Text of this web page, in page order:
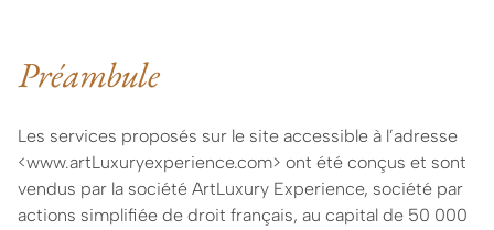
Préambule
Les services proposés sur le site accessible à l’adresse
<www.artLuxuryexperience.com> ont été conçus et sont
vendus par la société ArtLuxury Experience, société par
actions simplifiée de droit français, au capital de 50 000